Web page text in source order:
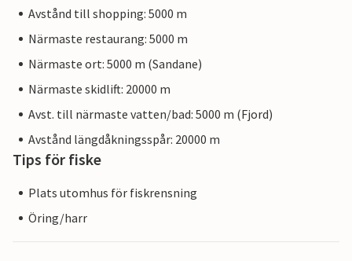
Avstånd till shopping: 5000 m
Närmaste restaurang: 5000 m
Närmaste ort: 5000 m (Sandane)
Närmaste skidlift: 20000 m
Avst. till närmaste vatten/bad: 5000 m (Fjord)
Avstånd längdåkningsspår: 20000 m
Tips för fiske
Plats utomhus för fiskrensning
Öring/harr